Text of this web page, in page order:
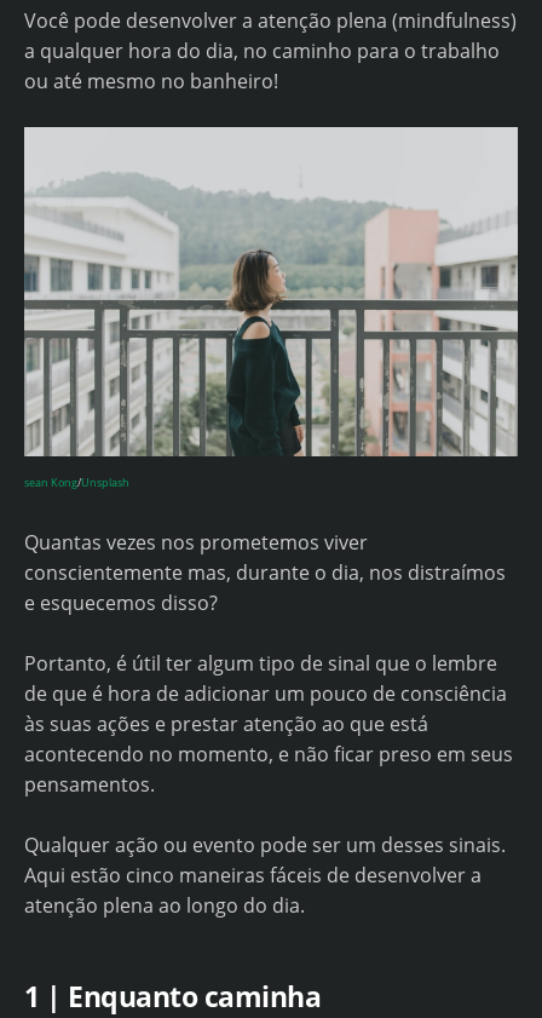
Você pode desenvolver a atenção plena (mindfulness)
a qualquer hora do dia, no caminho para o trabalho
ou até mesmo no banheiro!
sean Kong/Unsplash
Quantas vezes nos prometemos viver
conscientemente mas, durante o dia, nos distraímos
e esquecemos disso?
Portanto, é útil ter algum tipo de sinal que o lembre
de que é hora de adicionar um pouco de consciência
às suas ações e prestar atenção ao que está
acontecendo no momento, e não ficar preso em seus
pensamentos.
Qualquer ação ou evento pode ser um desses sinais.
Aqui estão cinco maneiras fáceis de desenvolver a
atenção plena ao longo do dia.
1 | Enquanto caminha